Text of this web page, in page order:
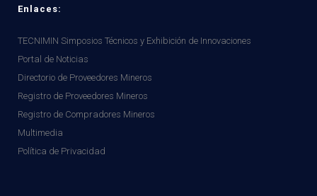
Enlaces:
TECNIMIN Simposios Técnicos y Exhibición de Innovaciones
Portal de Noticias
Directorio de Proveedores Mineros
Registro de Proveedores Mineros
Registro de Compradores Mineros
Multimedia
Política de Privacidad